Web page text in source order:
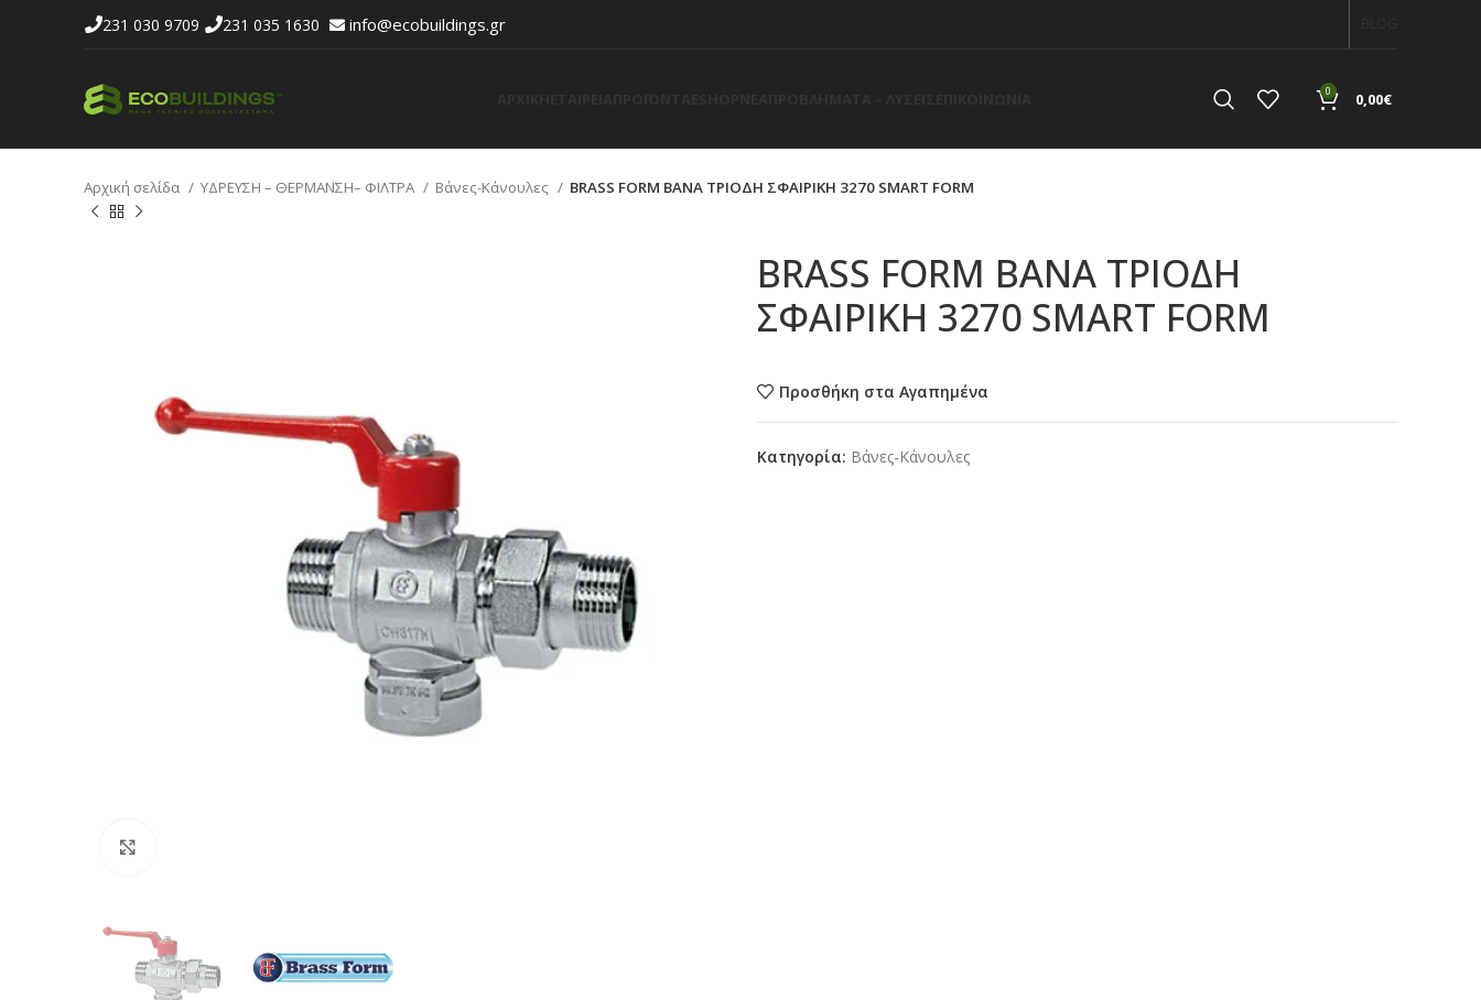
231 030 9709 231 035 1630 info@ecobuildings.gr
0 0,00€
Αρχική σελίδα ΥΔΡΕΥΣΗ – ΘΕΡΜΑΝΣΗ– ΦΙΛΤΡΑ Βάνες-Κάνουλες BRASS FORM ΒΑΝΑ ΤΡΙΟΔΗ ΣΦΑΙΡΙΚΗ 3270 SMART FORM
BRASS FORM ΒΑΝΑ ΤΡΙΟΔΗ
ΣΦΑΙΡΙΚΗ 3270 SMART FORM
Προσθήκη στα Αγαπημένα
Κατηγορία: Βάνες-Κάνουλες